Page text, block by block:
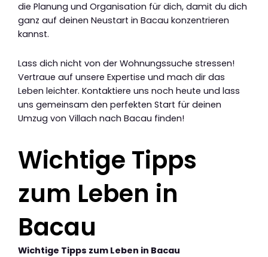
die Planung und Organisation für dich, damit du dich
ganz auf deinen Neustart in Bacau konzentrieren
kannst.
Lass dich nicht von der Wohnungssuche stressen!
Vertraue auf unsere Expertise und mach dir das
Leben leichter. Kontaktiere uns noch heute und lass
uns gemeinsam den perfekten Start für deinen
Umzug von Villach nach Bacau finden!
Wichtige Tipps
zum Leben in
Bacau
Wichtige Tipps zum Leben in Bacau